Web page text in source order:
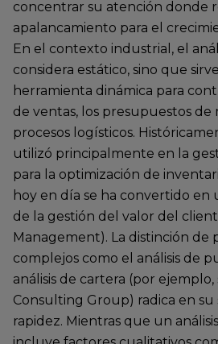
concentrar su atención donde
apalancamiento para el
En el contexto industrial, el
considera estático, sino que
herramienta dinámica para
de ventas, los presupuestos de
procesos logísticos.
utilizó principalmente en la
para la optimización de
hoy en día se ha convertido en
de la gestión del valor del
Management). La distinción de
complejos como el análisis de
análisis de cartera (por
Consulting Group) radica en su
rapidez. Mientras que un